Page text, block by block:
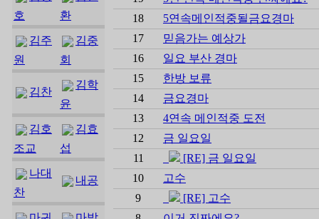
호
환
김주
원
김중
회
김찬
김학
윤
김호
조교
김효
섭
나대
찬
내공
18
5연속메인적중될금요경마
17
믿음가는 예상가
16
일요 부산 경마
15
한방 보류
14
금요경마
13
4연속 메인적중 도전
12
금 일요일
11
[RE] 금 일요일
10
고수
9
[RE] 고수